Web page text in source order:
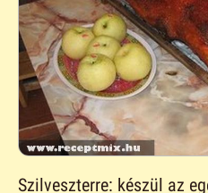
Szilveszterre: készül az